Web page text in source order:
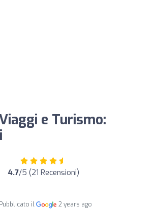
e Turismo:
4.7/5 (21 Recensioni)
Pubblicato il 2 years ago